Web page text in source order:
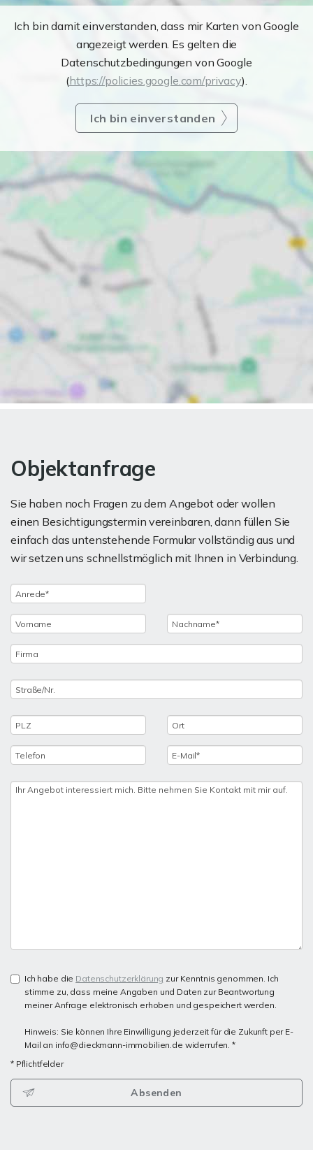
Ich bin damit einverstanden, dass mir Karten von Google
angezeigt werden. Es gelten die
Datenschutzbedingungen von Google
(https://policies.google.com/privacy).
Ich bin einverstanden
Objektanfrage
Sie haben noch Fragen zu dem Angebot oder wollen
einen Besichtigungstermin vereinbaren, dann füllen Sie
einfach das untenstehende Formular vollständig aus und
wir setzen uns schnellstmöglich mit Ihnen in Verbindung.
Ich habe die Datenschutzerklärung zur Kenntnis genommen. Ich
stimme zu, dass meine Angaben und Daten zur Beantwortung
meiner Anfrage elektronisch erhoben und gespeichert werden.
Hinweis: Sie können Ihre Einwilligung jederzeit für die Zukunft per E-
Mail an info@dieckmann-immobilien.de widerrufen. *
* Pflichtfelder
Absenden